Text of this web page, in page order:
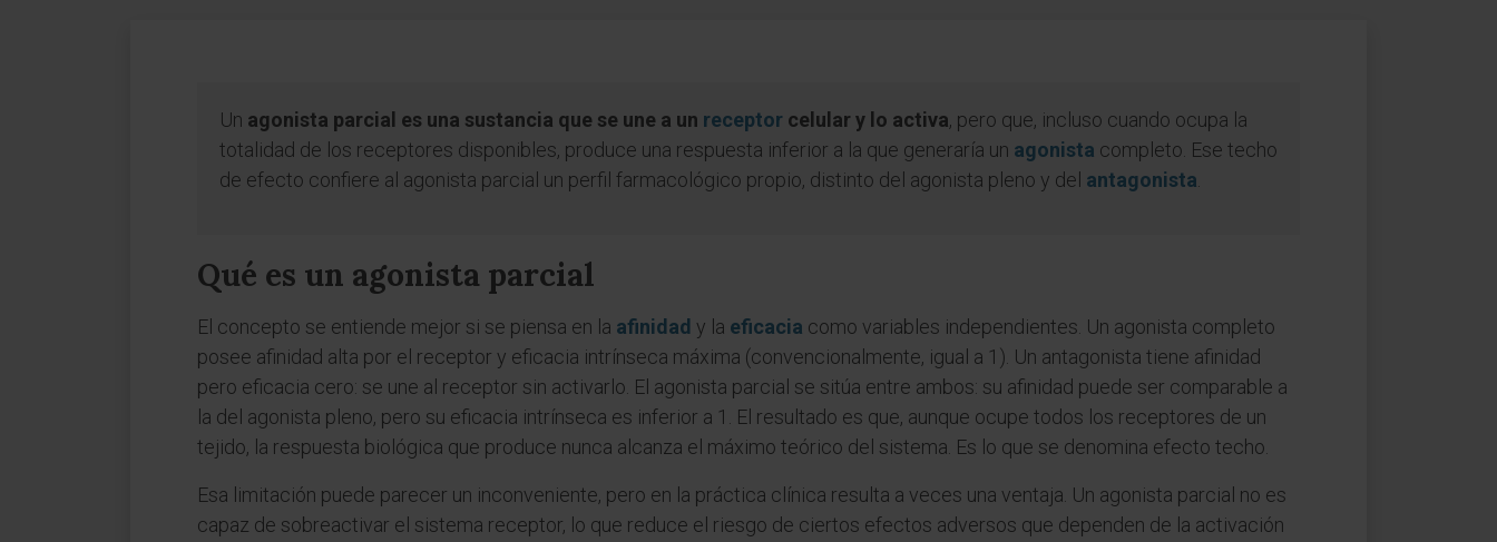
Un agonista parcial es una sustancia que se une a un receptor celular y lo activa, pero que, incluso cuando ocupa la
totalidad de los receptores disponibles, produce una respuesta inferior a la que generaría un agonista completo. Ese techo
de efecto confiere al agonista parcial un perfil farmacológico propio, distinto del agonista pleno y del antagonista
Qué es un agonista parcial
El concepto se entiende mejor si se piensa en la afinidad y la eficacia como variables independientes. Un agonista completo
posee afinidad alta por el receptor y eficacia intrínseca máxima (convencionalmente, igual a 1). Un antagonista tiene afinidad
pero eficacia cero: se une al receptor sin activarlo. El agonista parcial se sitúa entre ambos: su afinidad puede ser comparable a
la del agonista pleno, pero su eficacia intrínseca es inferior a 1. El resultado es que, aunque ocupe todos los receptores de un
tejido, la respuesta biológica que produce nunca alcanza el máximo teórico del sistema. Es lo que se denomina efecto techo.
Esa limitación puede parecer un inconveniente, pero en la práctica clínica resulta a veces una ventaja. Un agonista parcial no es
capaz de sobreactivar el sistema receptor, lo que reduce el riesgo de ciertos efectos adversos que dependen de la activación